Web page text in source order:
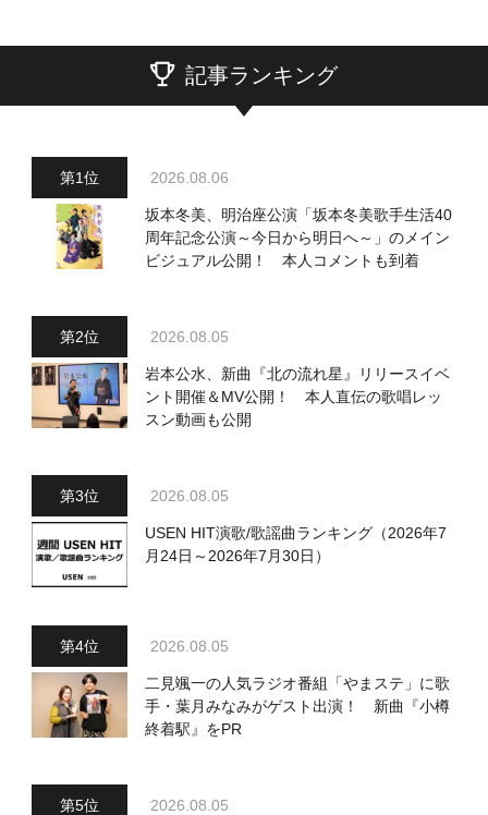
記事ランキング
2026.08.06
坂本冬美、明治座公演「坂本冬美歌手生活40
周年記念公演～今日から明日へ～」のメイン
ビジュアル公開！ 本人コメントも到着
2026.08.05
岩本公水、新曲『北の流れ星』リリースイベ
ント開催＆MV公開！ 本人直伝の歌唱レッ
スン動画も公開
2026.08.05
USEN HIT演歌/歌謡曲ランキング（2026年7
月24日～2026年7月30日）
2026.08.05
二見颯一の人気ラジオ番組「やまステ」に歌
手・葉月みなみがゲスト出演！ 新曲『小樽
終着駅』をPR
2026.08.05